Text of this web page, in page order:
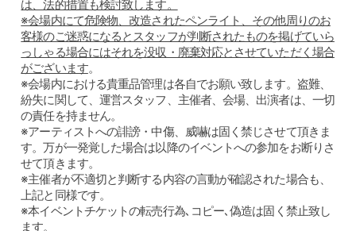
は、法的措置も検討致します。
※会場内にて危険物、改造されたペンライト、その他周りのお
客様のご迷惑になるとスタッフが判断されたものを掲げていら
っしゃる場合にはそれを没収・廃棄対応とさせていただく場合
がございます。
※会場内における貴重品管理は各自でお願い致します。盗難、
紛失に関して、運営スタッフ、主催者、会場、出演者は、一切
の責任を持ません。
※アーティストへの誹謗・中傷、威嚇は固く禁じさせて頂きま
す。万が一発覚した場合は以降のイベントへの参加をお断りさ
せて頂きます。
※主催者が不適切と判断する内容の言動が確認された場合も、
上記と同様です。
※本イベントチケットの転売行為､コピー､偽造は固く禁止致し
ます。